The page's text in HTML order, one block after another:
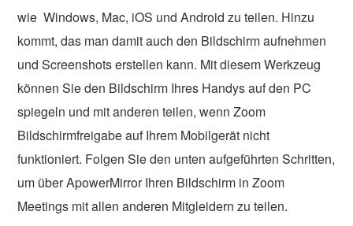
wie Windows, Mac, iOS und Android zu teilen. Hinzu
kommt, das man damit auch den Bildschirm aufnehmen
und Screenshots erstellen kann. Mit diesem Werkzeug
können Sie den Bildschirm Ihres Handys auf den PC
spiegeln und mit anderen teilen, wenn Zoom
Bildschirmfreigabe auf Ihrem Mobilgerät nicht
funktioniert. Folgen Sie den unten aufgeführten Schritten,
um über ApowerMirror Ihren Bildschirm in Zoom
Meetings mit allen anderen Mitgleidern zu teilen.